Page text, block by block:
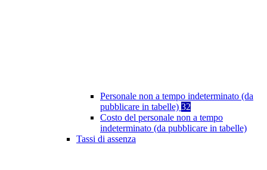
Personale non a tempo indeterminato (da
pubblicare in tabelle) 32
Costo del personale non a tempo
indeterminato (da pubblicare in tabelle)
Tassi di assenza